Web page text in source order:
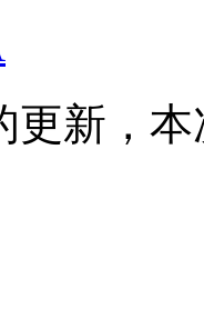
更新，